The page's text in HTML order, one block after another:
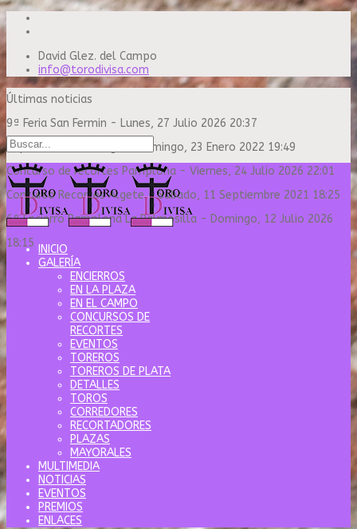
David Glez. del Campo
info@torodivisa.com
Últimas noticias
9ª Feria San Fermin - Lunes, 27 Julio 2026 20:37
Capea Sanse Domingo
Domingo, 23 Enero 2022 19:49
Concurso de recortes Pamplona - Viernes, 24 Julio 2026 22:01
Concurso Recortes Algete-Sábado, 11 Septiembre 2021 18:25
6º Encierro Pamplona La Palmosilla - Domingo, 12 Julio 2026
18:15
INICIO
GALERÍA
ENCIERROS
EN LA PLAZA
EN EL CAMPO
CONCURSOS DE
RECORTES
EVENTOS
TOREROS
TOREROS DE PLATA
DETALLES
TOROS
CORREDORES
RECORTADORES
PLAZAS
MAYORALES
MULTIMEDIA
NOTICIAS
EVENTOS
PREMIOS
ENLACES